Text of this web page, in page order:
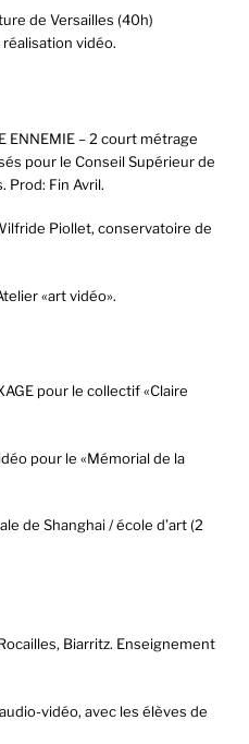
de Versailles (40h)
vidéo.
ENNEMIE – 2 court métrage
pour le Conseil Supérieur de
Prod: Fin Avril.
Piollet, conservatoire de
«art vidéo».
pour le collectif «Claire
pour le «Mémorial de la
de Shanghai / école d’art (2
Biarritz. Enseignement
vidéo, avec les élèves de